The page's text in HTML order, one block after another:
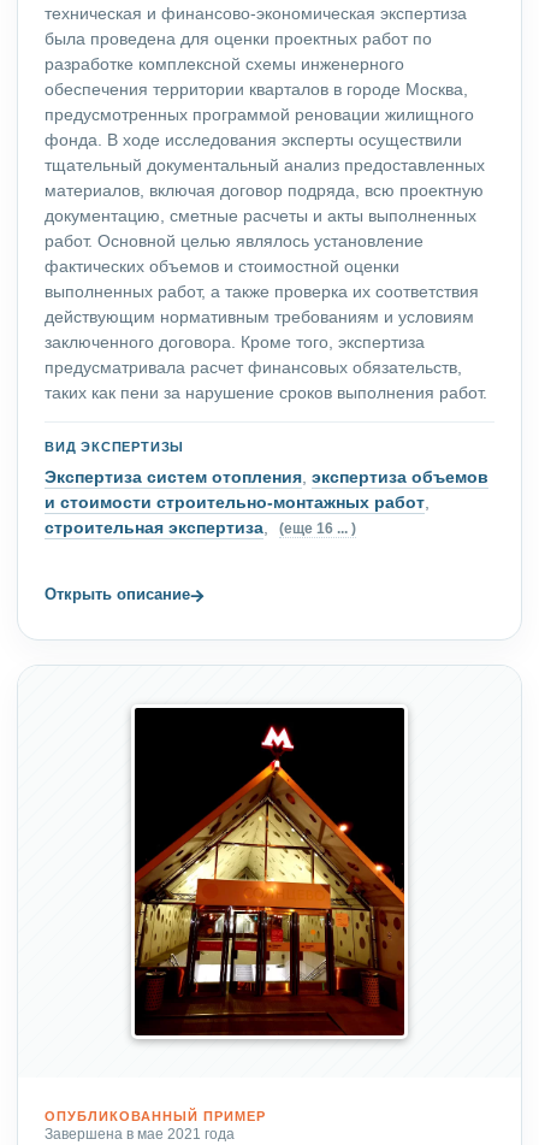
техническая и финансово-экономическая экспертиза
была проведена для оценки проектных работ по
разработке комплексной схемы инженерного
обеспечения территории кварталов в городе Москва,
предусмотренных программой реновации жилищного
фонда. В ходе исследования эксперты осуществили
тщательный документальный анализ предоставленных
материалов, включая договор подряда, всю проектную
документацию, сметные расчеты и акты выполненных
работ. Основной целью являлось установление
фактических объемов и стоимостной оценки
выполненных работ, а также проверка их соответствия
действующим нормативным требованиям и условиям
заключенного договора. Кроме того, экспертиза
предусматривала расчет финансовых обязательств,
таких как пени за нарушение сроков выполнения работ.
ВИД ЭКСПЕРТИЗЫ
Экспертиза систем отопления, экспертиза объемов
и стоимости строительно-монтажных работ,
строительная экспертиза, (еще 16 ... )
Открыть описание→
ОПУБЛИКОВАННЫЙ ПРИМЕР
Завершена в мае 2021 года